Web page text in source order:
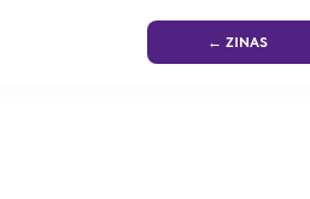
← ZINAS